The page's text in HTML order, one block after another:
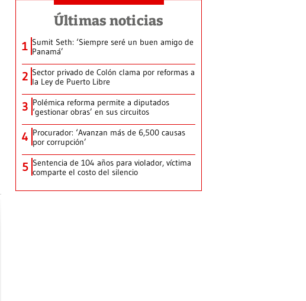
Últimas noticias
1 Sumit Seth: ‘Siempre seré un buen amigo de
Panamá’
2 Sector privado de Colón clama por reformas a
la Ley de Puerto Libre
3 Polémica reforma permite a diputados
‘gestionar obras’ en sus circuitos
4 Procurador: ‘Avanzan más de 6,500 causas
por corrupción’
5 Sentencia de 104 años para violador, víctima
comparte el costo del silencio